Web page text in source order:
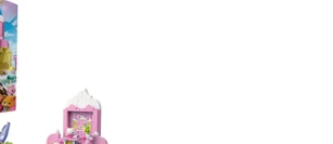
horu, kde se Gábi,
po cukrovém
se na sladkou cestu
kornouty.
zahrádky, kde Víla